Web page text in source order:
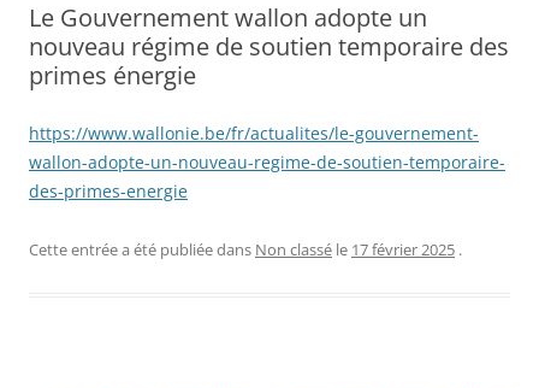
Le Gouvernement wallon adopte un
nouveau régime de soutien temporaire des
primes énergie
https://www.wallonie.be/fr/actualites/le-gouvernement-
wallon-adopte-un-nouveau-regime-de-soutien-temporaire-
des-primes-energie
Cette entrée a été publiée dans Non classé le 17 février 2025 .